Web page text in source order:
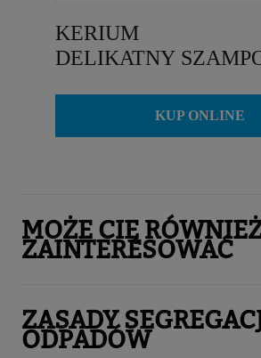
KERIUM
DELIKATNY
KUP ONLINE
MOŻE CIĘ
ZAINTERESOWAĆ
ZASADY
ODPADÓW